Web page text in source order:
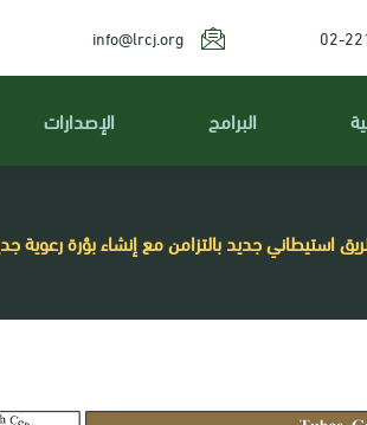
02-
info@lrcj.org
البرامج الإصدارات
استيطاني جديد بالتزامن مع إنشاء بؤرة